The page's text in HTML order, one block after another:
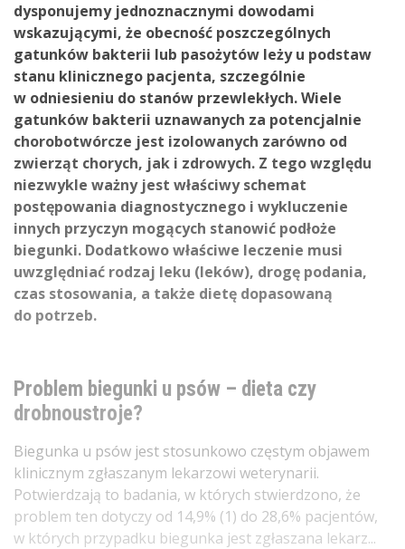
dysponujemy jednoznacznymi dowodami
wskazującymi, że obecność poszczególnych
gatunków bakterii lub pasożytów leży u podstaw
stanu klinicznego pacjenta, szczególnie
w odniesieniu do stanów przewlekłych. Wiele
gatunków bakterii uznawanych za potencjalnie
chorobotwórcze jest izolowanych zarówno od
zwierząt chorych, jak i zdrowych. Z tego względu
niezwykle ważny jest właściwy schemat
postępowania diagnostycznego i wykluczenie
innych przyczyn mogących stanowić podłoże
biegunki. Dodatkowo właściwe leczenie musi
uwzględniać rodzaj leku (leków), drogę podania,
czas stosowania, a także dietę dopasowaną
do potrzeb.
Problem biegunki u psów – dieta czy
drobnoustroje?
Biegunka u psów jest stosunkowo częstym objawem
klinicznym zgłaszanym lekarzowi weterynarii.
Potwierdzają to badania, w których stwierdzono, że
problem ten dotyczy od 14,9% (1) do 28,6% pacjentów,
w których przypadku biegunka jest zgłaszana lekarz...